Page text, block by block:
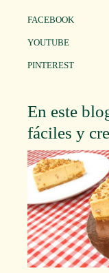
FACEBOOK
YOUTUBE
PINTEREST
En este
fáciles y